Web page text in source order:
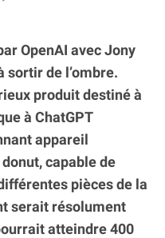
OpenAI avec Jony
sortir de l’ombre.
produit destiné à
à ChatGPT
appareil
capable de
pièces de la
serait résolument
atteindre 400